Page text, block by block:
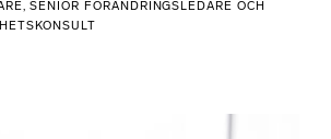
SENIOR FÖRÄNDRINGSLEDARE OCH